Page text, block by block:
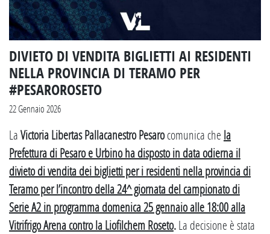
DIVIETO DI VENDITA BIGLIETTI AI RESIDENTI
NELLA PROVINCIA DI TERAMO PER
#PESAROROSETO
22 Gennaio 2026
LaVictoria Libertas Pallacanestro Pesarocomunica che la
Prefettura di Pesaro e Urbino ha disposto in data odierna il
divieto di vendita dei biglietti per i residenti nella provincia di
Teramo per l’incontro della 24^ giornata del campionato di
Serie A2 in programma domenica 25 gennaio alle 18:00 alla
Vitrifrigo Arena contro la Liofilchem Roseto.La decisione è stata